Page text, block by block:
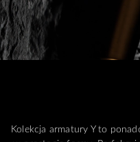
Kolekcja armatury Y to